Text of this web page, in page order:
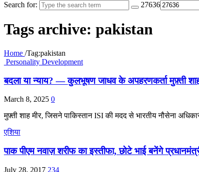
Search for: 27636
Tags archive: pakistan
Home /Tag:pakistan
Personality Development
बदला या न्याय? — कुलभूषण जाधव के अपहरणकर्ता मुफ़्ती शाह
March 8, 2025 0
मुफ़्ती शाह मीर, जिसने पाकिस्तान ISI की मदद से भारतीय नौसेना
एशिया
पाक पीएम नवाज़ शरीफ का इस्तीफा, छोटे भाई बनेंगे
July 28, 2017 234